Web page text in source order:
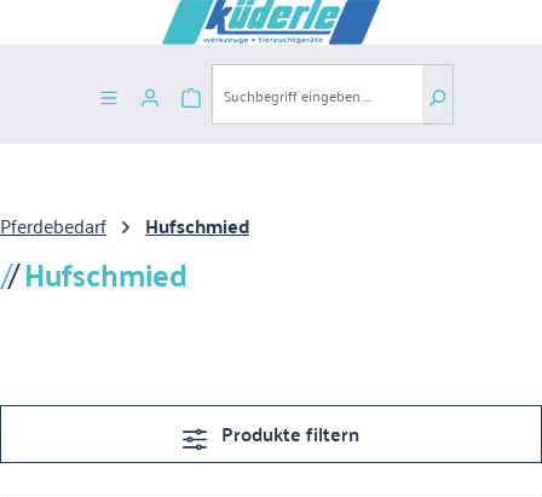
Zum Hauptinhalt springen
Warenkorb enthält 0 Positionen. Der
Pferdebedarf Hufschmied
Hufschmied
Produkte filtern